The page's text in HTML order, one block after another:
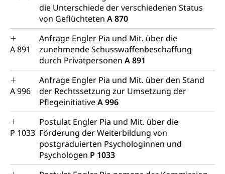
die Unterschiede der verschiedenen Status
von Geflüchteten A 870
A 891
Anfrage Engler Pia und Mit. über die
zunehmende Schusswaffenbeschaffung
durch Privatpersonen A 891
A 996
Anfrage Engler Pia und Mit. über den Stand
der Rechtssetzung zur Umsetzung der
PflegeinitiativeA 996
P 1033
Postulat Engler Pia und Mit. über die
Förderung der Weiterbildung von
postgraduierten Psychologinnen und
Psychologen P 1033